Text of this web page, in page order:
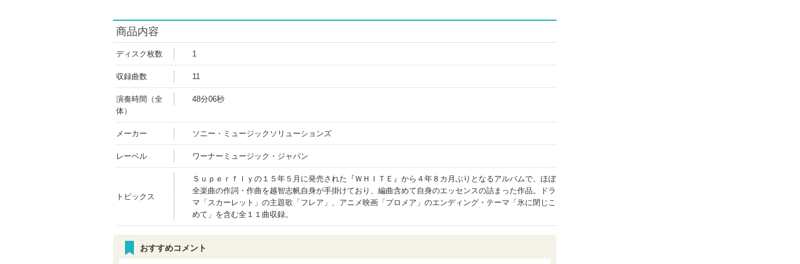
商品内容
ディスク枚数 1
収録曲数 11
演奏時間（全
体）
48分06秒
メーカー ソニー・ミュージックソリューションズ
レーベル ワーナーミュージック・ジャパン
トピックス
Ｓｕｐｅｒｆｌｙの１５年５月に発売された『ＷＨＩＴＥ』から４年８カ月ぶりとなるアルバムで、ほぼ
全楽曲の作詞・作曲を越智志帆自身が手掛けており、編曲含めて自身のエッセンスの詰まった作品。ドラ
マ「スカーレット」の主題歌「フレア」、アニメ映画「プロメア」のエンディング・テーマ「氷に閉じこ
めて」を含む全１１曲収録。
おすすめコメント